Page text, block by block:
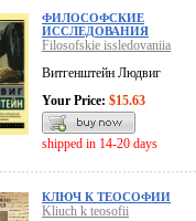
ФИЛОСОФСКИЕ
ИССЛЕДОВАНИЯ
Filosofskie issledovaniia
Витгенштейн Людвиг
Your Price: $15.63
shipped in 14-20 days
КЛЮЧ К ТЕОСОФИИ
Kliuch k teosofii